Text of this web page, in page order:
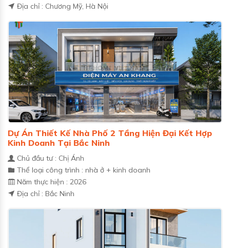
Địa chỉ : Chương Mỹ, Hà Nội
Dự Án Thiết Kế Nhà Phố 2 Tầng Hiện Đại Kết Hợp
Kinh Doanh Tại Bắc Ninh
Chủ đầu tư : Chị Ánh
Thể loại công trình : nhà ở + kinh doanh
Năm thực hiện : 2026
Địa chỉ : Bắc Ninh